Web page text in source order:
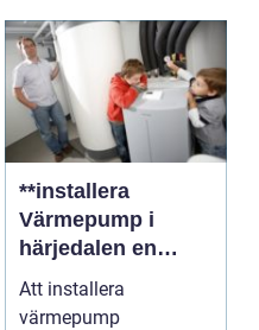
**installera
Värmepump i
härjedalen en
hållbar
framtidslösning**
Att installera
värmepump